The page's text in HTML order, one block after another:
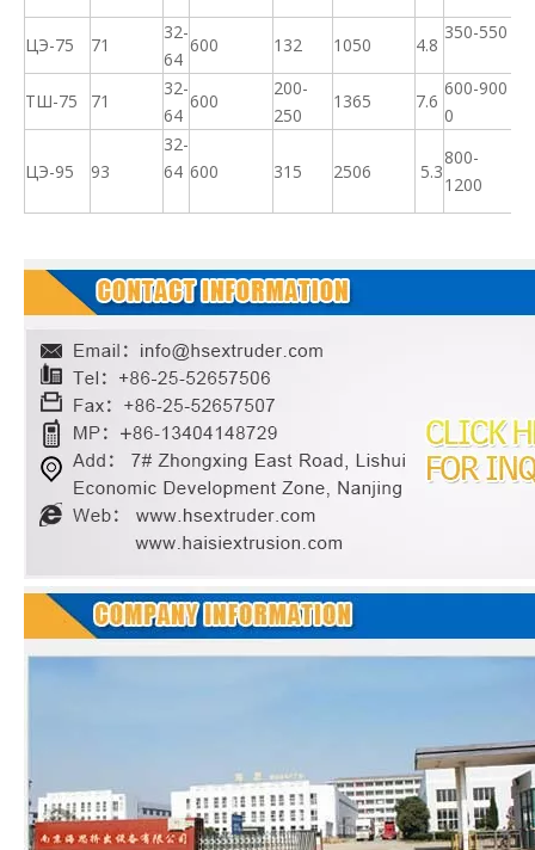
ЦЭ-75 71
32-
64
600 132 1050 4.8
350-550
ТШ-75 71
32-
64
600
200-
250
1365 7.6
600-900
0
ЦЭ-95 93
32-
64 600 315 2506 5.3
800-
1200